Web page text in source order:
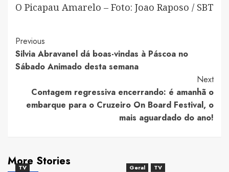
O Picapau Amarelo – Foto: Joao Raposo / SBT
Post
Navigation
Previous
Silvia Abravanel dá boas-vindas à Páscoa no
Sábado Animado desta semana
Next
Contagem regressiva encerrando: é amanhã o
embarque para o Cruzeiro On Board Festival, o
mais aguardado do ano!
More Stories
TV Geral TV